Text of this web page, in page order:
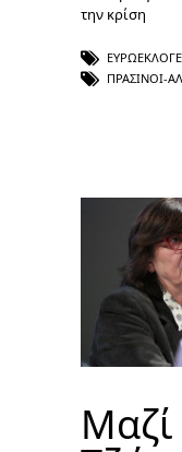
την κρίση
ΠΡΑΣΙΝΟΙ-
Μαζί